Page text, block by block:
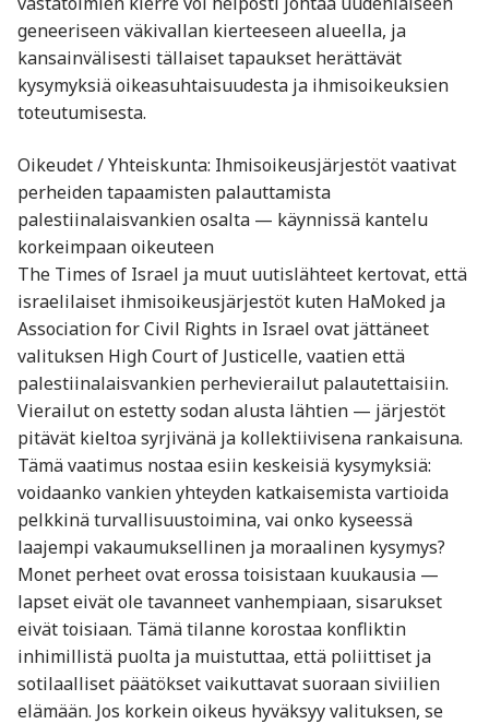
geneeriseen väkivallan kierteeseen alueella, ja
kansainvälisesti tällaiset tapaukset herättävät
kysymyksiä oikeasuhtaisuudesta ja ihmisoikeuksien
toteutumisesta.
Oikeudet / Yhteiskunta: Ihmisoikeusjärjestöt vaativat
perheiden tapaamisten palauttamista
palestiinalaisvankien osalta — käynnissä kantelu
korkeimpaan oikeuteen
The Times of Israel ja muut uutislähteet kertovat, että
israelilaiset ihmisoikeusjärjestöt kuten HaMoked ja
Association for Civil Rights in Israel ovat jättäneet
valituksen High Court of Justicelle, vaatien että
palestiinalaisvankien perhevierailut palautettaisiin.
Vierailut on estetty sodan alusta lähtien — järjestöt
pitävät kieltoa syrjivänä ja kollektiivisena rankaisuna.
Tämä vaatimus nostaa esiin keskeisiä kysymyksiä:
voidaanko vankien yhteyden katkaisemista vartioida
pelkkinä turvallisuustoimina, vai onko kyseessä
laajempi vakaumuksellinen ja moraalinen kysymys?
Monet perheet ovat erossa toisistaan kuukausia —
lapset eivät ole tavanneet vanhempiaan, sisarukset
eivät toisiaan. Tämä tilanne korostaa konfliktin
inhimillistä puolta ja muistuttaa, että poliittiset ja
sotilaalliset päätökset vaikuttavat suoraan siviilien
elämään. Jos korkein oikeus hyväksyy valituksen, se